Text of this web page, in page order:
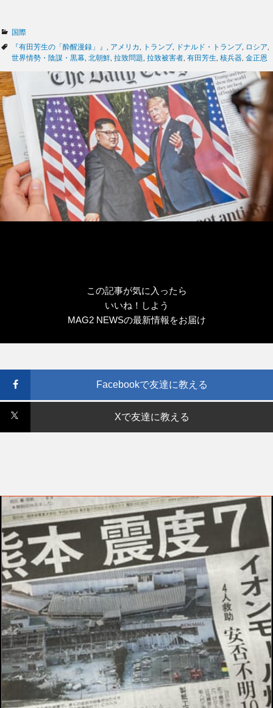
カ
テ
ゴ
ー
国際
タ
グ
『有田芳生の「酔醒漫録」』 アメリカ トランプ, ドナルド・トランプ, ロシア
世界情勢・陰謀・黒幕 北朝鮮 拉致問題 拉致被害者 有田芳生 核兵器 金正恩
この記事が気に入ったら
いいね！しよう
MAG2 NEWSの最新情報をお届け
Facebookで友達に教える
Xで友達に教える